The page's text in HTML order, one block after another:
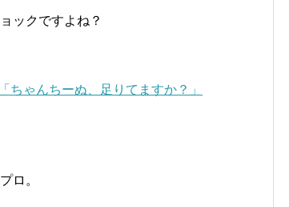
ックですよね？
ちゃんちーぬ、足りてますか？」
ロ。